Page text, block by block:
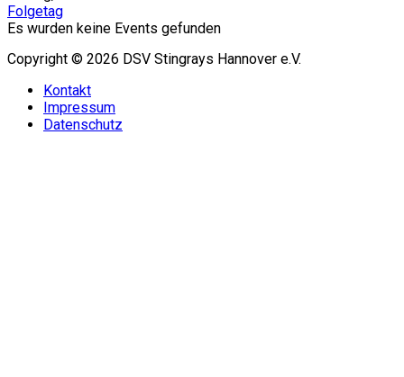
Folgetag
Es wurden keine Events gefunden
Copyright © 2026 DSV Stingrays Hannover e.V.
Kontakt
Impressum
Datenschutz